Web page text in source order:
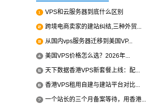
VPS和云服务器到底什么区别
跨境电商卖家的建站纠结,三种外贸...
从国内vps服务器迁移到美国VP...
美国VPS价格怎么选？2026年...
天下数据香港VPS新套餐上线：配...
香港VPS租用自建与建站平台对比...
一个站长的三个月备案等待，用香港...